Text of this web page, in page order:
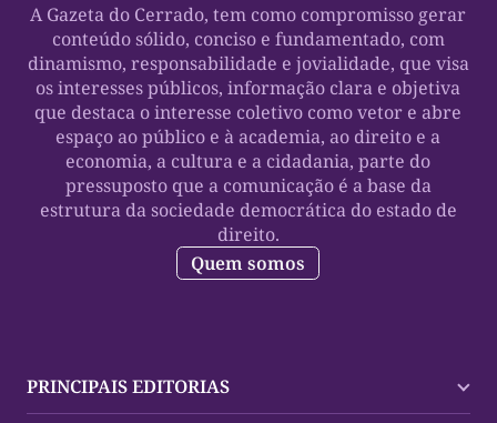
A Gazeta do Cerrado, tem como compromisso gerar
conteúdo sólido, conciso e fundamentado, com
dinamismo, responsabilidade e jovialidade, que visa
os interesses públicos, informação clara e objetiva
que destaca o interesse coletivo como vetor e abre
espaço ao público e à academia, ao direito e a
economia, a cultura e a cidadania, parte do
pressuposto que a comunicação é a base da
estrutura da sociedade democrática do estado de
direito.
Quem somos
PRINCIPAIS EDITORIAS